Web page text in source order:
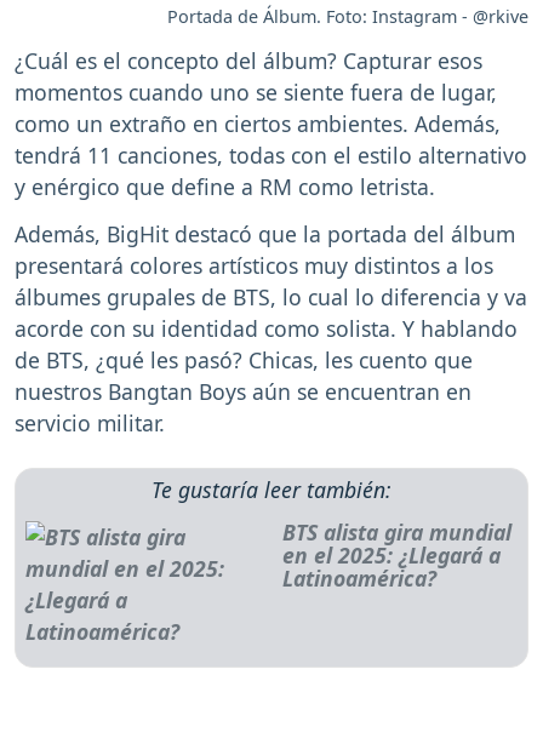
Portada de Álbum. Foto: Instagram - @rkive
¿Cuál es el concepto del álbum? Capturar esos
momentos cuando uno se siente fuera de lugar,
como un extraño en ciertos ambientes. Además,
tendrá 11 canciones, todas con el estilo alternativo
y enérgico que define a RM como letrista.
Además, BigHit destacó que la portada del álbum
presentará colores artísticos muy distintos a los
álbumes grupales de BTS, lo cual lo diferencia y va
acorde con su identidad como solista. Y hablando
de BTS, ¿qué les pasó? Chicas, les cuento que
nuestros Bangtan Boys aún se encuentran en
servicio militar.
Te gustaría leer también:
BTS alista gira mundial
en el 2025: ¿Llegará a
Latinoamérica?